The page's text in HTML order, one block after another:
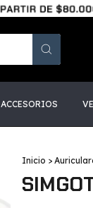
ACCESORIOS
Inicio >